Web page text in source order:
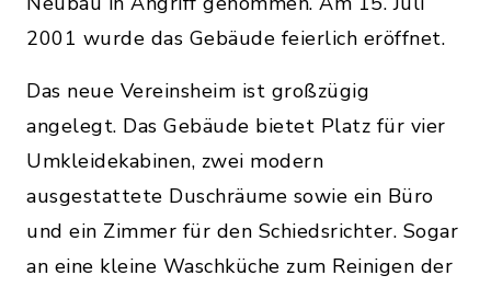
2001 wurde das Gebäude feierlich eröffnet.
Das neue Vereinsheim ist großzügig
angelegt. Das Gebäude bietet Platz für vier
Umkleidekabinen, zwei modern
ausgestattete Duschräume sowie ein Büro
und ein Zimmer für den Schiedsrichter. Sogar
an eine kleine Waschküche zum Reinigen der